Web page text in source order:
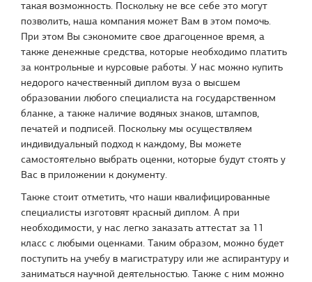
такая возможность. Поскольку не все себе это могут
позволить, наша компания может Вам в этом помочь.
При этом Вы сэкономите свое драгоценное время, а
также денежные средства, которые необходимо платить
за контрольные и курсовые работы. У нас можно купить
недорого качественный диплом вуза о высшем
образовании любого специалиста на государственном
бланке, а также наличие водяных знаков, штампов,
печатей и подписей. Поскольку мы осуществляем
индивидуальный подход к каждому, Вы можете
самостоятельно выбрать оценки, которые будут стоять у
Вас в приложении к документу.
Также стоит отметить, что наши квалифицированные
специалисты изготовят красный диплом. А при
необходимости, у нас легко заказать аттестат за 11
класс с любыми оценками. Таким образом, можно будет
поступить на учебу в магистратуру или же аспирантуру и
заниматься научной деятельностью. Также с ним можно